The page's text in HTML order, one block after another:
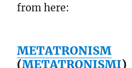
from here:
METATRONISM
(METATRONISMI)